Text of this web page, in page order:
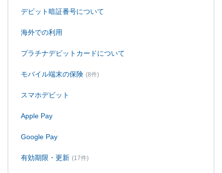
デビット暗証番号について
海外での利用
プラチナデビットカードについて
モバイル端末の保険 (8件)
スマホデビット
Apple Pay
Google Pay
有効期限・更新 (17件)